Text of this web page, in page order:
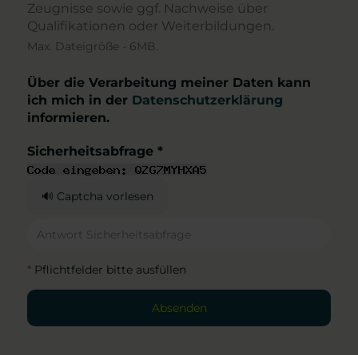
Zeugnisse sowie ggf. Nachweise über
Qualifikationen oder Weiterbildungen.
Max. Dateigröße - 6MB.
Über die Verarbeitung meiner Daten kann
ich mich in der Datenschutzerklärung
informieren.
Sicherheitsabfrage *
🔊 Captcha vorlesen
* Pflichtfelder bitte ausfüllen
Absenden